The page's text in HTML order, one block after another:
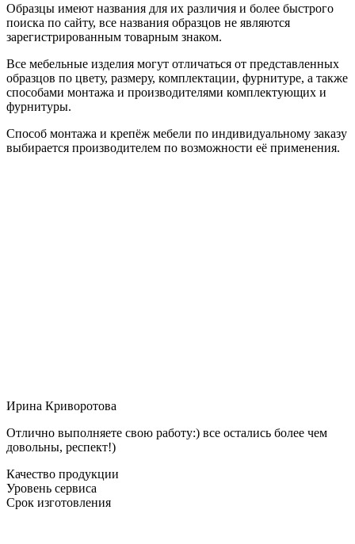
Образцы имеют названия для их различия и более быстрого
поиска по сайту, все названия образцов не являются
зарегистрированным товарным знаком.
Все мебельные изделия могут отличаться от представленных
образцов по цвету, размеру, комплектации, фурнитуре, а также
способами монтажа и производителями комплектующих и
фурнитуры.
Способ монтажа и крепёж мебели по индивидуальному заказу
выбирается производителем по возможности её применения.
Ирина Криворотова
Отлично выполняете свою работу:) все остались более чем
довольны, респект!)
Качество продукции
Уровень сервиса
Срок изготовления